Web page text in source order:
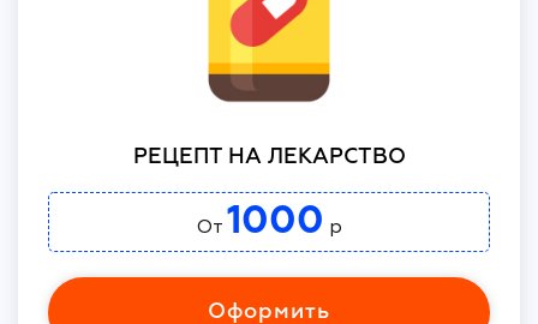
РЕЦЕПТ НА ЛЕКАРСТВО
От 1000 р
Оформить